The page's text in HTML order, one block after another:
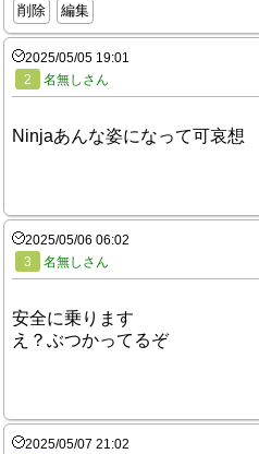
削除
編集
2025/05/05 19:01
2
名無しさん
Ninjaあんな姿になって可哀想
2025/05/06 06:02
3
名無しさん
安全に乗ります
え？ぶつかってるぞ
2025/05/07 21:02